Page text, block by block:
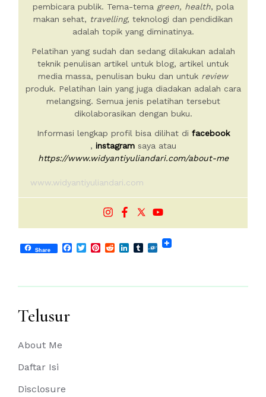
pembicara publik. Tema-tema green, health, pola
makan sehat, travelling, teknologi dan pendidikan
adalah topik yang diminatinya.
Pelatihan yang sudah dan sedang dilakukan adalah
teknik penulisan artikel untuk blog, artikel untuk
media massa, penulisan buku dan untuk review
produk. Pelatihan lain yang juga diadakan adalah cara
melangsing. Semua jenis pelatihan tersebut
dikolaborasikan dengan buku.
Informasi lengkap profil bisa dilihat di facebook
, instagramsaya atau
https://www.widyantiyuliandari.com/about-me
www.widyantiyuliandari.com
Share Facebook
TwitterPinterest
RedditLinkedIn
Tumblr
Folkd
Telusur
About Me
Daftar Isi
Disclosure